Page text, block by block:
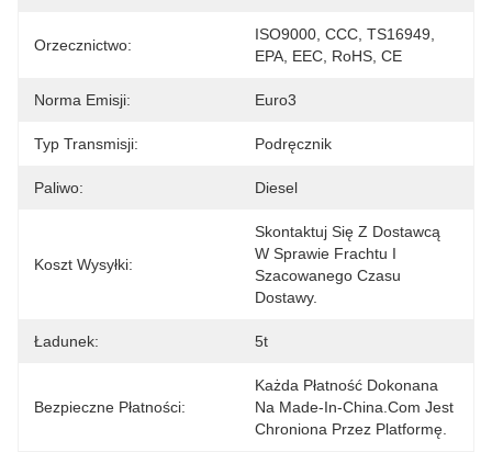
Orzecznictwo:
ISO9000, CCC, TS16949,
EPA, EEC, RoHS, CE
Norma Emisji: Euro3
Typ Transmisji: Podręcznik
Paliwo: Diesel
Koszt Wysyłki:
Skontaktuj Się Z Dostawcą
W Sprawie Frachtu I
Szacowanego Czasu
Dostawy.
Ładunek: 5t
Bezpieczne Płatności:
Każda Płatność Dokonana
Na Made-In-China.com Jest
Chroniona Przez Platformę.